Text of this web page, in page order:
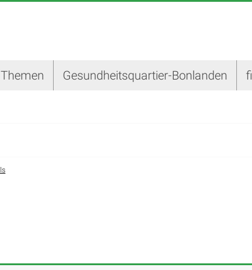
Themen Gesundheitsquartier-Bonlanden